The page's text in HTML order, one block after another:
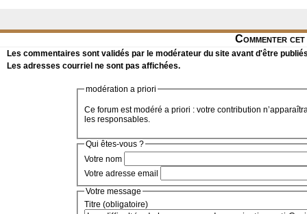
Commenter
Les commentaires sont validés par le modérateur du site avant d'être
Les adresses courriel ne sont pas affichées.
modération a priori
Ce forum est modéré a priori : votre contribution
les responsables.
Qui êtes-vous ?
Votre nom
Votre adresse email
Votre message
Titre (obligatoire)